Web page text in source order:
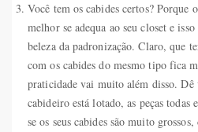
Você tem os cabides certos? Porque
melhor se adequa ao seu closet e
beleza da padronização. Claro, que
com os cabides do mesmo tipo fica
praticidade vai muito além disso. Dê
cabideiro está lotado, as peças todas
se os seus cabides são muito